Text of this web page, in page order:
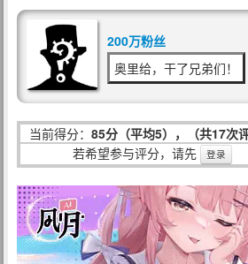
200万粉丝
奥里给，干了兄弟们！
当前得分： 85分（平均5），（共17次
若希望参与评分，请先
登录